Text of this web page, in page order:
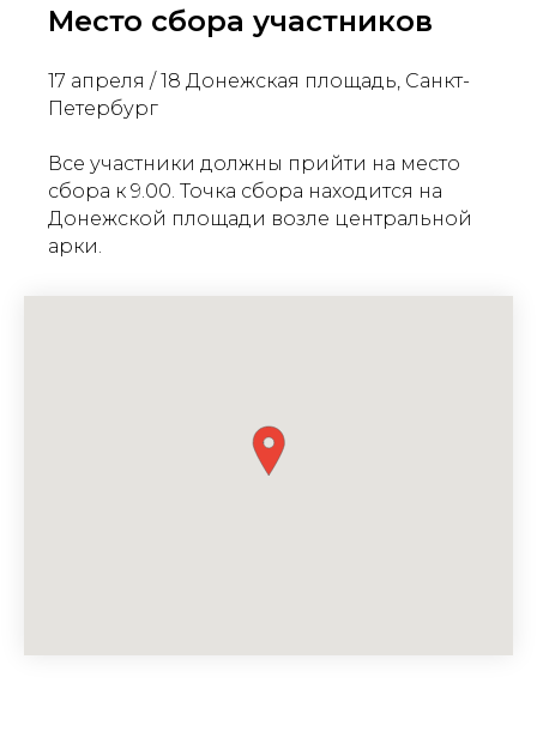
Место сбора участников
17 апреля / 18 Донежская площадь, Санкт-
Петербург
Все участники должны прийти на место
сбора к 9.00. Точка сбора находится на
Донежской площади возле центральной
арки.